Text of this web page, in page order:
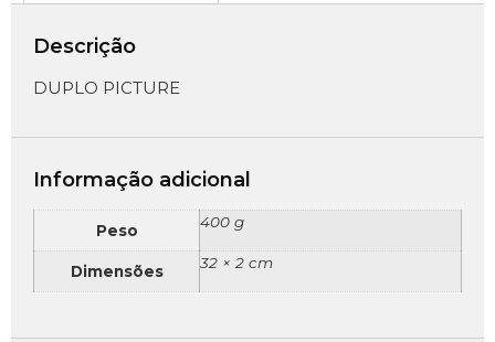
Descrição
DUPLO PICTURE
Informação adicional
Peso 400 g
Dimensões 32 × 2 cm